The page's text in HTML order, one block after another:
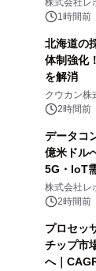
速
株式会社レ
1時間前
北海道の
体制強化
を解消
クウカン株
2時間前
データコ
億米ドル
5G・IoT
株式会社レ
2時間前
プロセッ
チップ市
へ｜